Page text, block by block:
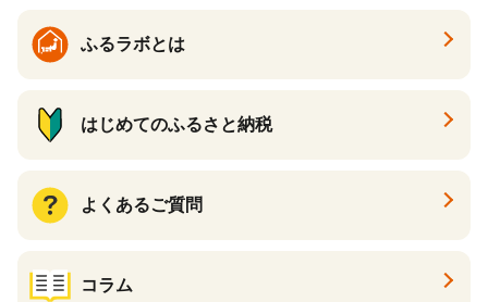
ふるラボとは
はじめてのふるさと納税
よくあるご質問
コラム